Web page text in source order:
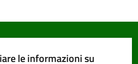
le informazioni su